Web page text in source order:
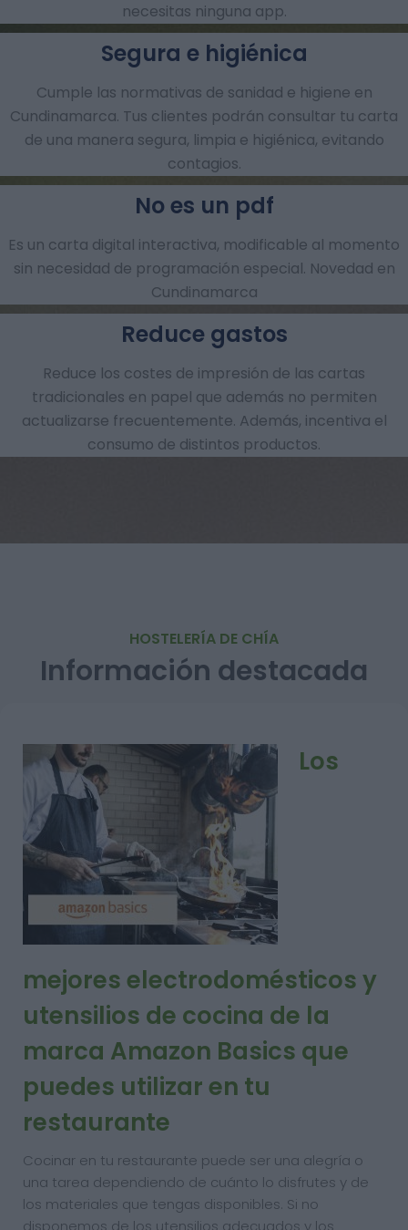
necesitas ninguna app.
Cumple las normativas de sanidad e higiene en
Cundinamarca. Tus clientes podrán consultar tu carta
de una manera segura, limpia e higiénica, evitando
contagios.
Segura e higiénica
Es un carta digital interactiva, modificable al momento
sin necesidad de programación especial. Novedad en
Cundinamarca
No es un pdf
Reduce los costes de impresión de las cartas
tradicionales en papel que además no permiten
actualizarse frecuentemente. Además, incentiva el
consumo de distintos productos.
Reduce gastos
HOSTELERÍA DE CHÍA
Información destacada
Los
mejores electrodomésticos y
utensilios de cocina de la
marca Amazon Basics que
puedes utilizar en tu
restaurante
Cocinar en tu restaurante puede ser una alegría o
una tarea dependiendo de cuánto lo disfrutes y de
los materiales que tengas disponibles. Si no
disponemos de los utensilios adecuados y los